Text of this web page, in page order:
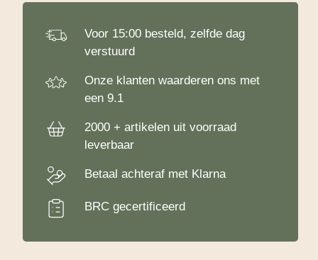
Voor 15:00 besteld, zelfde dag
verstuurd
Onze klanten waarderen ons met
een 9.1
2000 + artikelen uit voorraad
leverbaar
Betaal achteraf met Klarna
BRC gecertificeerd